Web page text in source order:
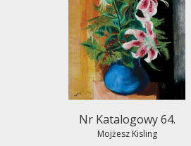
Nr Katalogowy 64.
Mojżesz Kisling